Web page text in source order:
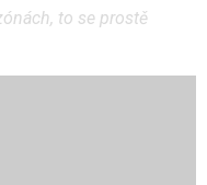
to se prostě